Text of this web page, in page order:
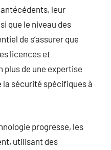
leur
que le niveau des
de s’assurer que
licences et
de une expertise
la sécurité spécifiques à
progresse, les
utilisant des